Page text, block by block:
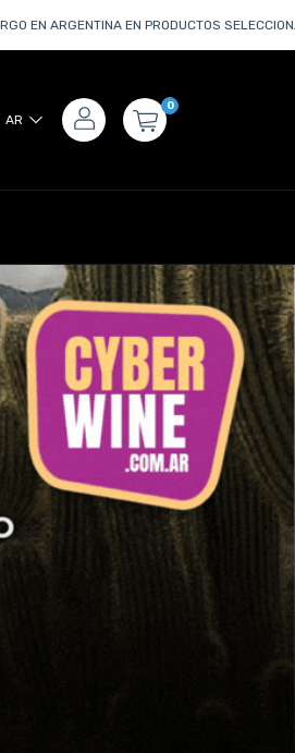
EN PRODUCTOS SELECCIONADOS O
AR
0